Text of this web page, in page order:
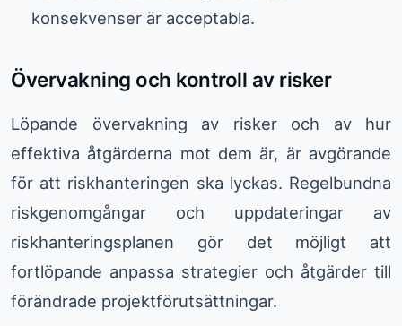
konsekvenser är acceptabla.
Övervakning och kontroll av risker
Löpande övervakning av risker och av hur
effektiva åtgärderna mot dem är, är avgörande
för att riskhanteringen ska lyckas. Regelbundna
riskgenomgångar och uppdateringar av
riskhanteringsplanen gör det möjligt att
fortlöpande anpassa strategier och åtgärder till
förändrade projektförutsättningar.